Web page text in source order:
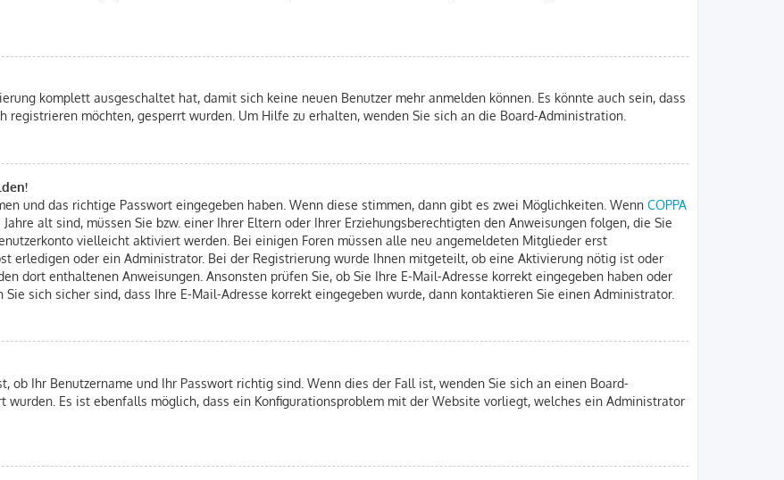
komplett ausgeschaltet hat, damit sich keine neuen Benutzer mehr anmelden können. Es könnte auch sein, dass
registrieren möchten, gesperrt wurden. Um Hilfe zu erhalten, wenden Sie sich an die Board-Administration.
und das richtige Passwort eingegeben haben. Wenn diese stimmen, dann gibt es zwei Möglichkeiten. Wenn COPPA
alt sind, müssen Sie bzw. einer Ihrer Eltern oder Ihrer Erziehungsberechtigten den Anweisungen folgen, die Sie
vielleicht aktiviert werden. Bei einigen Foren müssen alle neu angemeldeten Mitglieder erst
erledigen oder ein Administrator. Bei der Registrierung wurde Ihnen mitgeteilt, ob eine Aktivierung nötig ist oder
dort enthaltenen Anweisungen. Ansonsten prüfen Sie, ob Sie Ihre E-Mail-Adresse korrekt eingegeben haben oder
sich sicher sind, dass Ihre E-Mail-Adresse korrekt eingegeben wurde, dann kontaktieren Sie einen Administrator.
ob Ihr Benutzername und Ihr Passwort richtig sind. Wenn dies der Fall ist, wenden Sie sich an einen Board-
wurden. Es ist ebenfalls möglich, dass ein Konfigurationsproblem mit der Website vorliegt, welches ein Administrator